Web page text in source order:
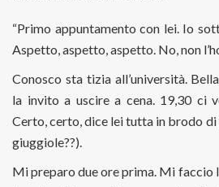
“Primo appuntamento con lei. Io
Aspetto, aspetto, aspetto. No, non
Conosco sta tizia all’università.
la invito a uscire a cena. 19,30 ci
Certo, certo, dice lei tutta in brodo di
giuggiole??).
Mi preparo due ore prima. Mi faccio